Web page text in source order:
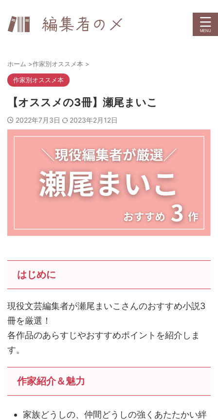
ホーム >作家別オススメ本 >
作家別オススメ本
【オススメの3冊】瀬尾まいこ
2022年7月3日 2023年2月12日
はじめに
現役文芸編集者が瀬尾まいこさんのおすすめ小説3
冊を厳選！
各作品のあらすじやおすすめポイントを紹介しま
す。
作家紹介＆魅力
家族どうしの、仲間どうしの強くあたたかい絆